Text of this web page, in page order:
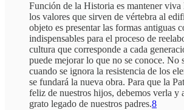
Función de la Historia es mantener viva
los valores que sirven de vértebra al
objeto es presentar las formas antiguas
indispensables para el proceso de
cultura que corresponde a cada
puede mejorar lo que no se conoce. No
cuando se ignora la resistencia de los
se fundará la nueva obra. Para que la
feliz de nuestros hijos, debemos verla y
grato legado de nuestros padres.8